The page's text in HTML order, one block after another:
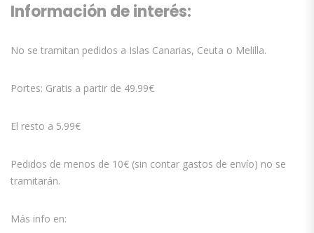
Información de interés:
No se tramitan pedidos a Islas Canarias, Ceuta o Melilla.
Portes: Gratis a partir de 49.99€
El resto a 5.99€
Pedidos de menos de 10€ (sin contar gastos de envío) no se
tramitarán.
Más info en: